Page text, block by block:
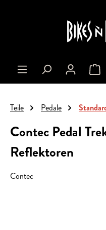
Teile Pedale
Contec Pedal
Reflektoren
Contec